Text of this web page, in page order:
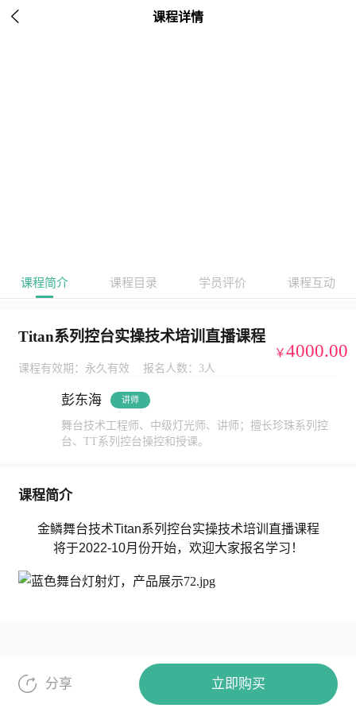
 课程详情
课程简介 课程目录 学员评价 课程互动
Titan系列控台实操技术培训直播课程
课程有效期：永久有效 报名人数：3人
￥4000.00
彭东海 讲师
舞台技术工程师、中级灯光师、讲师；擅长珍珠系列控
台、TT系列控台操控和授课。
课程简介
金鳞舞台技术Titan系列控台实操技术培训直播课程
将于2022-10月份开始，欢迎大家报名学习！
分享 立即购买